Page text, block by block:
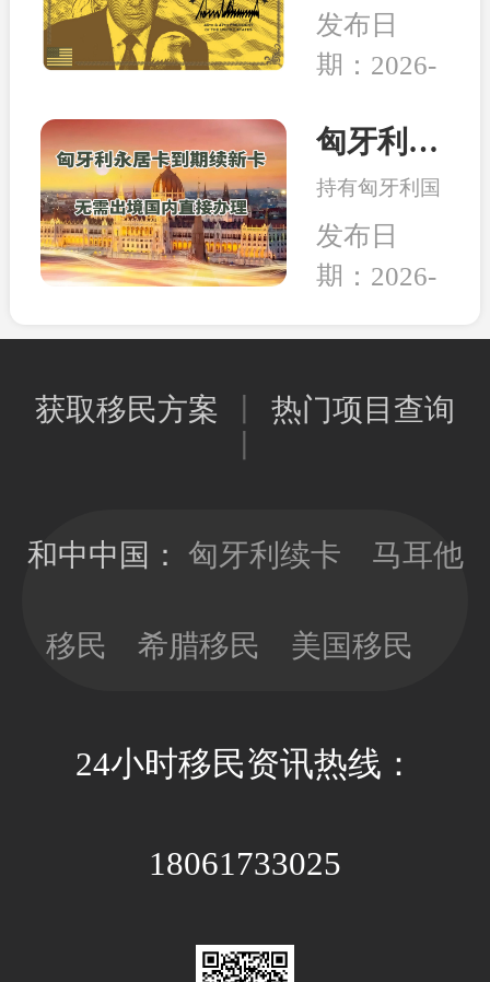
的教育、家人
的养老，还是
出行的自由，
和未来多一层
保障，移民身
是一种工具，
能为我所用，
工具。
日，美国多家
组织和团体正
式将一纸诉状
联邦法院，起
强推的“金
卡”计划。当
前建议先行观
望，等待政策
观点是，在移
看，以免因政
本和时间成
发布日
期：2026-
匈牙利永居卡到期续签服务：全程国内办理，直接换发10年新卡
持有匈牙利国
债永居卡的家
人们有福啦！
永居卡到期换
续，可以继续
理，不用登陆
发10年有效
期；目前换新
民监的要求，
可以放心更新
约3-4个月，全
发布日
期：2026-
获取移民方案
热门项目查询
和中中国： 匈牙利续卡 马耳他
移民 希腊移民 美国移民
24小时移民资讯热线：
18061733025